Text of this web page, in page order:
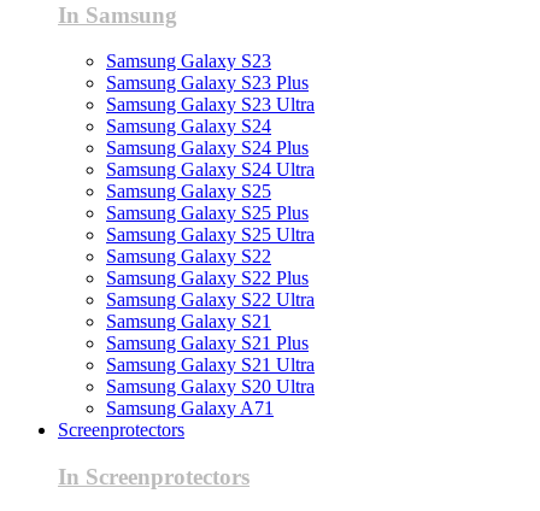
In Samsung
Samsung Galaxy S23
Samsung Galaxy S23 Plus
Samsung Galaxy S23 Ultra
Samsung Galaxy S24
Samsung Galaxy S24 Plus
Samsung Galaxy S24 Ultra
Samsung Galaxy S25
Samsung Galaxy S25 Plus
Samsung Galaxy S25 Ultra
Samsung Galaxy S22
Samsung Galaxy S22 Plus
Samsung Galaxy S22 Ultra
Samsung Galaxy S21
Samsung Galaxy S21 Plus
Samsung Galaxy S21 Ultra
Samsung Galaxy S20 Ultra
Samsung Galaxy A71
Screenprotectors
In Screenprotectors